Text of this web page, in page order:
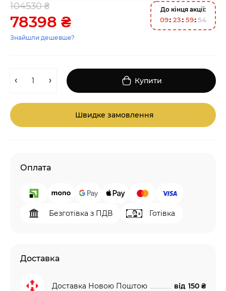
104530 ₴
78398 ₴
Знайшли дешевше?
До кінця акції:
09 23 59 53
Купити
Швидке замовлення
Оплата
Безготівка з ПДВ Готівка
Доставка
Доставка Новою Поштою від 150 ₴